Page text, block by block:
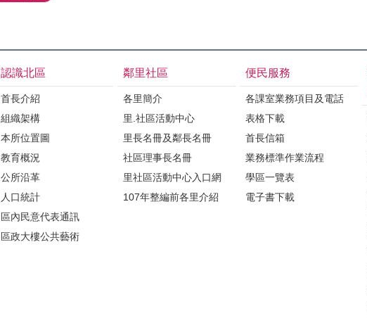
認識北區
首長介紹
組織架構
本所位置圖
教育概況
公所沿革
人口統計
區內民意代表通訊
區政大樓公共藝術
鄰里社區
各里簡介
里.社區活動中心
里長名冊及鄰長名冊
社區理事長名冊
里社區活動中心入口網
107年整編前各里介紹
便民服務
各課室業務項目及電話
表格下載
首長信箱
業務標準作業流程
學區一覽表
電子書下載